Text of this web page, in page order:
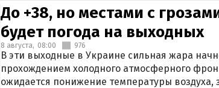
До +38, но местами с
будет погода на выходных
8 августа, 08:00 976
В эти выходные в Украине сильная жара
прохождением холодного атмосферного
ожидается понижение температуры